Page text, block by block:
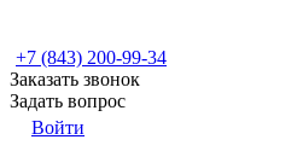
+7 (843) 200-99-34
Заказать звонок
Задать вопрос
Войти